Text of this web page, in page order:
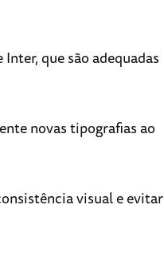
que são adequadas
novas tipografias ao
visual e evitar